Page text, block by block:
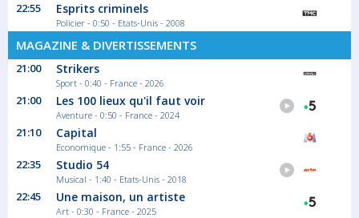
22:55 Esprits criminels
Policier - 0:50 - Etats-Unis - 2008
MAGAZINE & DIVERTISSEMENTS
21:00 Strikers
Sport - 0:40 - France - 2026
21:00 Les 100 lieux qu'il faut voir
Aventure - 0:50 - France - 2024
21:10 Capital
Economique - 1:55 - France - 2026
22:35 Studio 54
Musical - 1:40 - Etats-Unis - 2018
22:45 Une maison, un artiste
Art - 0:30 - France - 2025